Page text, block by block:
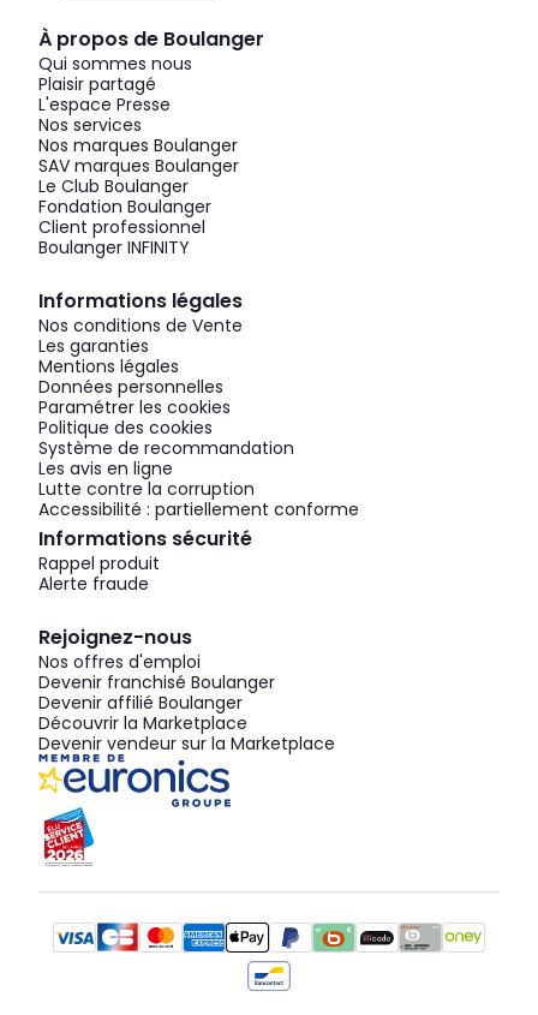
À propos de Boulanger
Qui sommes nous
Plaisir partagé
L'espace Presse
Nos services
Nos marques Boulanger
SAV marques Boulanger
Le Club Boulanger
Fondation Boulanger
Client professionnel
Boulanger INFINITY
Informations légales
Nos conditions de Vente
Les garanties
Mentions légales
Données personnelles
Paramétrer les cookies
Politique des cookies
Système de recommandation
Les avis en ligne
Lutte contre la corruption
Accessibilité : partiellement conforme
Informations sécurité
Rappel produit
Alerte fraude
Rejoignez-nous
Nos offres d'emploi
Devenir franchisé Boulanger
Devenir affilié Boulanger
Découvrir la Marketplace
Devenir vendeur sur la Marketplace